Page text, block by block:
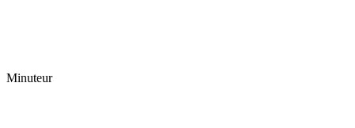
Minuteur